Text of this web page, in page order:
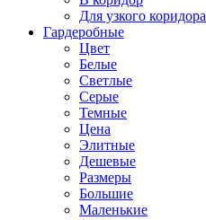
Для узкого коридора
Гардеробные
Цвет
Белые
Светлые
Серые
Темные
Цена
Элитные
Дешевые
Размеры
Большие
Маленькие